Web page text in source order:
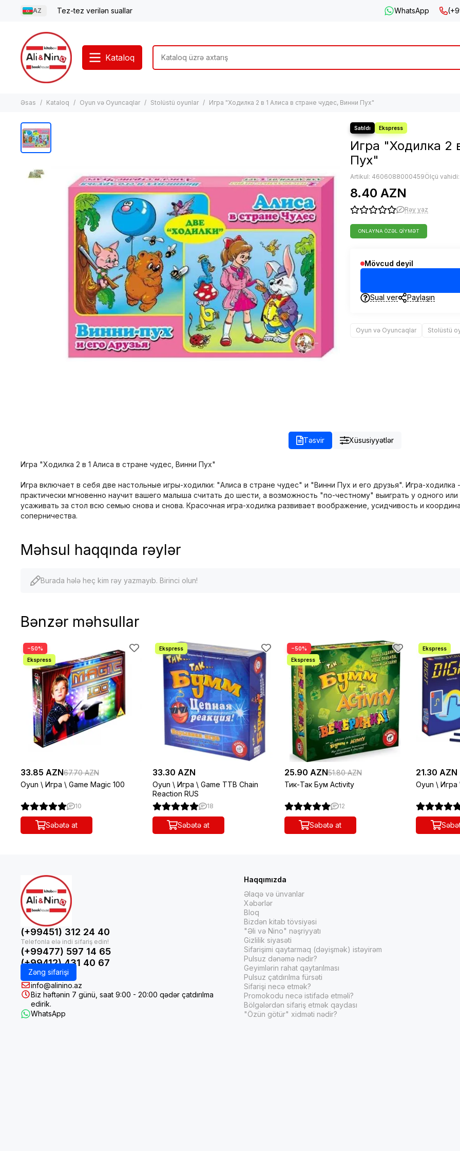
AZ Tez-tez verilən suallar WhatsApp
Kataloq
Əsas Kataloq Oyun və Oyuncaqlar Stolüstü oyunlar Игра "Ходилка 2 в 1 Алиса в стране чудес, Винни Пух"
Игра "Ходилка 2
Пух"
Artikul: 4606088000459Ölçü
8.40 AZN
Rəy yaz
ONLAYNA ÖZƏL QIYMƏT
Mövcud deyil
Sual ver Paylaşın
Oyun və Oyuncaqlar Stolüstü
Təsvir Xüsusiyyətlər
Игра "Ходилка 2 в 1 Алиса в стране чудес, Винни Пух"
Игра включает в себя две настольные игры-ходилки: "Алиса в стране чудес" и "Винни Пух и его друзья". Игра-ходилка
практически мгновенно научит вашего малыша считать до шести, а возможность "по-честному" выиграть у одного
усаживать за стол всю семью снова и снова. Красочная игра-ходилка развивает воображение, усидчивость и
соперничества.
Məhsul haqqında rəylər
Burada hələ heç kim rəy yazmayıb. Birinci olun!
Bənzər məhsullar
−50%
33.85 AZN67.70 AZN
Oyun \ Игра \ Game Magic 100
10
Səbətə at
33.30 AZN
Oyun \ Игра \ Game TTB Chain
Reaction RUS
18
Səbətə at
−50%
25.90 AZN51.80 AZN
Тик-Так Бум Activity
12
Səbətə at
21.30 AZN
Oyun \ Игра
(+99451) 312 24 40
(+99477) 597 14 65
(+99412) 431 40 67
Zəng sifarişi
info@alinino.az
Biz həftənin 7 günü, saat 9:00 - 20:00 qədər çatdırılma
edirik.
WhatsApp
Haqqımızda
Əlaqə və ünvanlar
Xəbərlər
Bloq
Bizdən kitab tövsiyəsi
"Əli və Nino" nəşriyyatı
Gizlilik siyasəti
Sifarişimi qaytarmaq (dəyişmək) istəyirəm
Pulsuz dənəmə nədir?
Geyimlərin rahat qaytarılması
Pulsuz çatdırılma fürsəti
Sifarişi necə etmək?
Promokodu necə istifadə etməli?
Bölgələrdən sifariş etmək qaydası
"Özün götür" xidməti nədir?